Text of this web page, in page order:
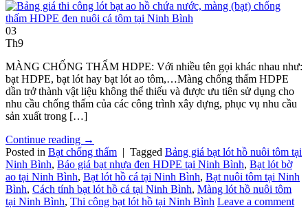
03
Th9
MÀNG CHỐNG THẤM HDPE: Với nhiều tên gọi khác nhau như:
bạt HDPE, bạt lót hay bạt lót ao tôm,…Màng chống thấm HDPE
dần trở thành vật liệu không thể thiếu và được ưu tiên sử dụng cho
nhu cầu chống thấm của các công trình xây dựng, phục vụ nhu cầu
sản xuất trong […]
Continue reading →
Posted in Bạt chống thấm | Tagged Bảng giá bạt lót hồ nuôi tôm tại
Ninh Bình, Báo giá bạt nhựa đen HDPE tại Ninh Bình, Bạt lót bờ
ao tại Ninh Bình, Bạt lót hồ cá tại Ninh Bình, Bạt nuôi tôm tại Ninh
Bình, Cách tính bạt lót hồ cá tại Ninh Bình, Màng lót hồ nuôi tôm
tại Ninh Bình, Thi công bạt lót hồ tại Ninh Bình Leave a comment